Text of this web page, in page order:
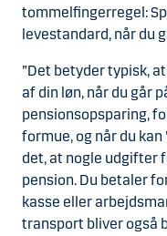
tommelfingerregel:
levestandard, når du
”Det betyder typisk,
af din løn, når du går
pensionsopsparing,
formue, og når du kan
det, at nogle udgifter
pension. Du betaler
kasse eller
transport bliver også